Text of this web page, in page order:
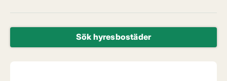
Sök hyresbostäder